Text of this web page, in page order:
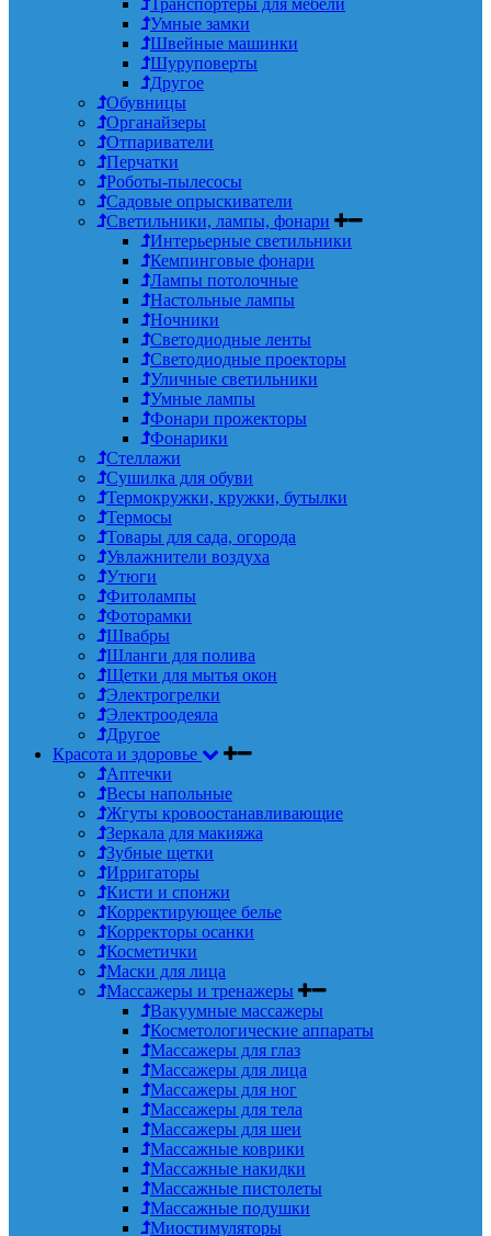
Умные замки
Швейные машинки
Шуруповерты
Другое
Обувницы
Органайзеры
Отпариватели
Перчатки
Роботы-пылесосы
Садовые опрыскиватели
Светильники, лампы, фонари
Интерьерные светильники
Кемпинговые фонари
Лампы потолочные
Настольные лампы
Ночники
Светодиодные ленты
Светодиодные проекторы
Уличные светильники
Умные лампы
Фонари прожекторы
Фонарики
Стеллажи
Сушилка для обуви
Термокружки, кружки, бутылки
Термосы
Товары для сада, огорода
Увлажнители воздуха
Утюги
Фитолампы
Фоторамки
Швабры
Шланги для полива
Щетки для мытья окон
Электрогрелки
Электроодеяла
Другое
Красота и здоровье
Аптечки
Весы напольные
Жгуты кровоостанавливающие
Зеркала для макияжа
Зубные щетки
Ирригаторы
Кисти и спонжи
Корректирующее белье
Корректоры осанки
Косметички
Маски для лица
Массажеры и тренажеры
Вакуумные массажеры
Косметологические аппараты
Массажеры для глаз
Массажеры для лица
Массажеры для ног
Массажеры для тела
Массажеры для шеи
Массажные коврики
Массажные накидки
Массажные пистолеты
Массажные подушки
Миостимуляторы